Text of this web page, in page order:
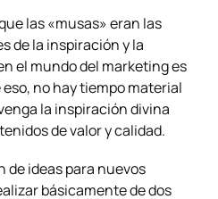
las «musas» eran las
de la inspiración y la
el mundo del marketing es
no hay tiempo material
la inspiración divina
de valor y calidad.
de ideas para nuevos
básicamente de dos